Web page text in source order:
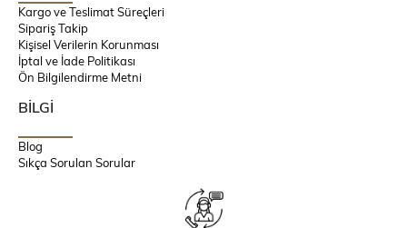
Kargo ve Teslimat Süreçleri
Sipariş Takip
Kişisel Verilerin Korunması
İptal ve İade Politikası
Ön Bilgilendirme Metni
BİLGİ
Blog
Sıkça Sorulan Sorular